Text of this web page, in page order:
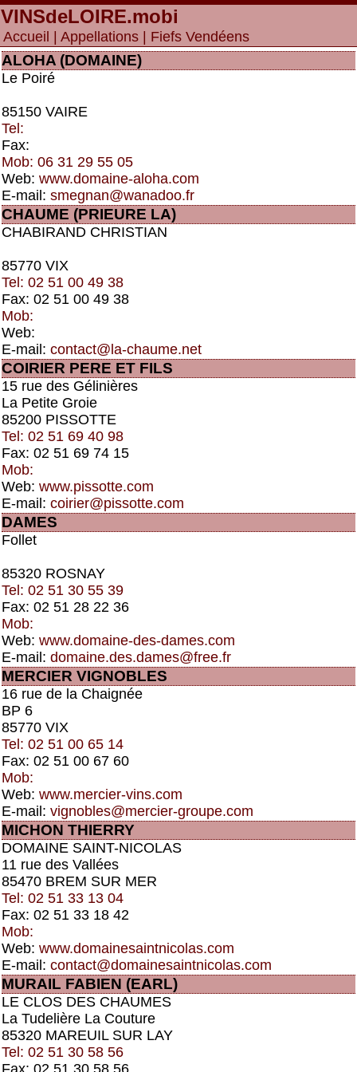
VINSdeLOIRE.mobi
Accueil Appellations | Fiefs Vendéens
ALOHA (DOMAINE)
Le Poiré
85150 VAIRE
Tel:
Fax:
Mob: 06 31 29 55 05
Web: www.domaine-aloha.com
E-mail: smegnan@wanadoo.fr
CHAUME (PRIEURE LA)
CHABIRAND CHRISTIAN
85770 VIX
Tel: 02 51 00 49 38
Fax: 02 51 00 49 38
Mob:
Web:
E-mail: contact@la-chaume.net
COIRIER PERE ET FILS
15 rue des Gélinières
La Petite Groie
85200 PISSOTTE
Tel: 02 51 69 40 98
Fax: 02 51 69 74 15
Mob:
Web: www.pissotte.com
E-mail: coirier@pissotte.com
DAMES
Follet
85320 ROSNAY
Tel: 02 51 30 55 39
Fax: 02 51 28 22 36
Mob:
Web: www.domaine-des-dames.com
E-mail: domaine.des.dames@free.fr
MERCIER VIGNOBLES
16 rue de la Chaignée
BP 6
85770 VIX
Tel: 02 51 00 65 14
Fax: 02 51 00 67 60
Mob:
Web: www.mercier-vins.com
E-mail: vignobles@mercier-groupe.com
MICHON THIERRY
DOMAINE SAINT-NICOLAS
11 rue des Vallées
85470 BREM SUR MER
Tel: 02 51 33 13 04
Fax: 02 51 33 18 42
Mob:
Web: www.domainesaintnicolas.com
E-mail: contact@domainesaintnicolas.com
MURAIL FABIEN (EARL)
LE CLOS DES CHAUMES
La Tudelière La Couture
85320 MAREUIL SUR LAY
Tel: 02 51 30 58 56
Fax: 02 51 30 58 56